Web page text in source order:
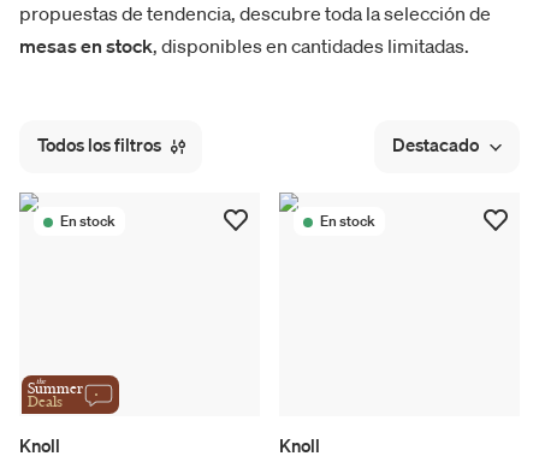
propuestas de tendencia, descubre toda la selección de
mesas en stock, disponibles en cantidades limitadas.
Todos los filtros Destacado
En stock
the
Summer
Deals
Knoll
En stock
Knoll